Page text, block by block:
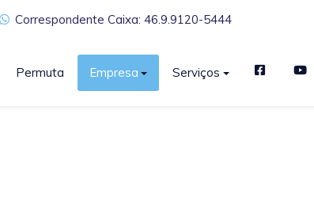
Correspondente Caixa: 46.9.9120-5444
Permuta Empresa Serviços